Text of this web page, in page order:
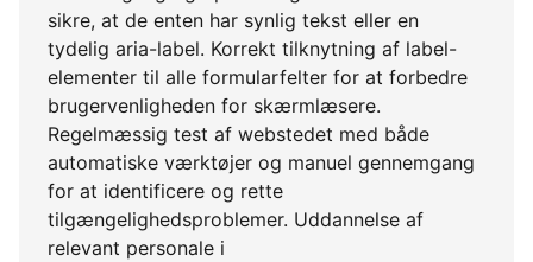
sikre, at de enten har synlig tekst eller en
tydelig aria-label. Korrekt tilknytning af label-
elementer til alle formularfelter for at forbedre
brugervenligheden for skærmlæsere.
Regelmæssig test af webstedet med både
automatiske værktøjer og manuel gennemgang
for at identificere og rette
tilgængelighedsproblemer. Uddannelse af
relevant personale i